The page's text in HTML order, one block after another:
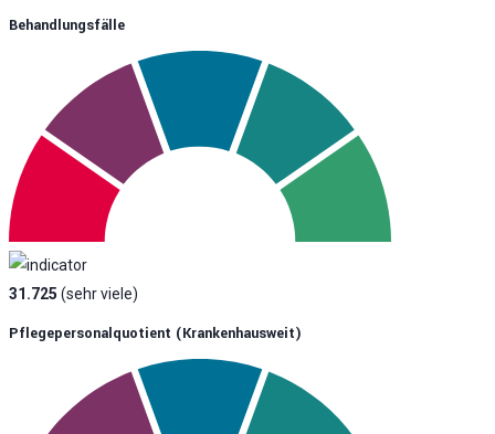
Behandlungsfälle
31.725 (sehr viele)
Pflegepersonalquotient (krankenhausweit)